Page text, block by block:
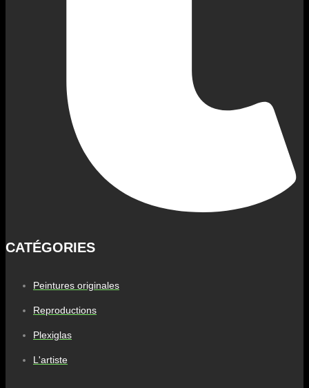
CATÉGORIES
Peintures originales
Reproductions
Plexiglas
L'artiste